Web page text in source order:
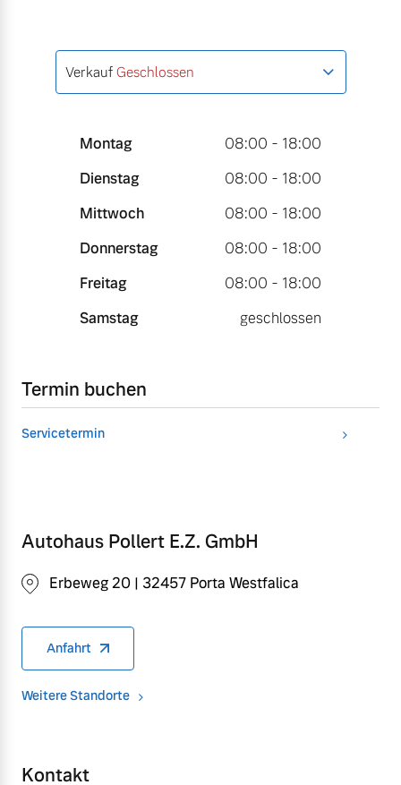
Verkauf Geschlossen
Montag
08:00 - 18:00
Dienstag
08:00 - 18:00
Mittwoch
08:00 - 18:00
Donnerstag
08:00 - 18:00
Freitag
08:00 - 18:00
Samstag
geschlossen
Termin buchen
Servicetermin
Autohaus Pollert E.Z. GmbH
Erbeweg 20 | 32457 Porta Westfalica
Anfahrt
Weitere Standorte
Kontakt